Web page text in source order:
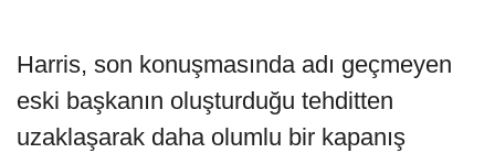
Harris, son konuşmasında adı geçmeyen
eski başkanın oluşturduğu tehditten
uzaklaşarak daha olumlu bir kapanış